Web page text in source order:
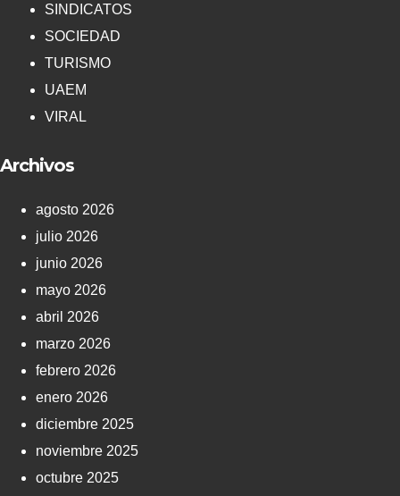
SINDICATOS
SOCIEDAD
TURISMO
UAEM
VIRAL
Archivos
agosto 2026
julio 2026
junio 2026
mayo 2026
abril 2026
marzo 2026
febrero 2026
enero 2026
diciembre 2025
noviembre 2025
octubre 2025